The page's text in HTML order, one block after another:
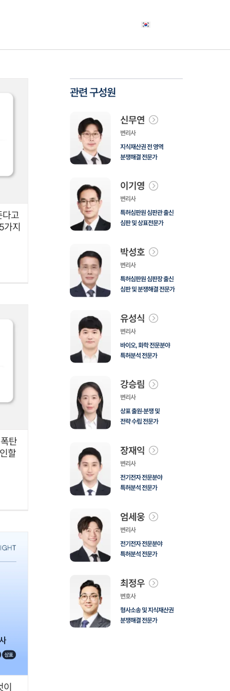
다고
가지
탄
할
관련 구성원
신무연
변리사
지식재산권 전 영역
분쟁해결 전문가
이기영
변리사
특허심판원 심판관 출신
심판 및 상표전문가
박성호
변리사
특허심판원 심판장 출신
심판 및 분쟁해결 전문가
유성식
변리사
바이오, 화학 전문분야
특허분석 전문가
강승림
변리사
상표 출원·분쟁 및
전략 수립 전문가
장재익
변리사
전기전자 전문분야
특허분석 전문가
엄세웅
변리사
전기전자 전문분야
특허분석 전문가
최정우
변호사
형사소송 및 지식재산권
분쟁해결 전문가